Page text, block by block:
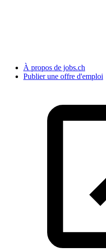
À propos de jobs.ch
Publier une offre d'emploi